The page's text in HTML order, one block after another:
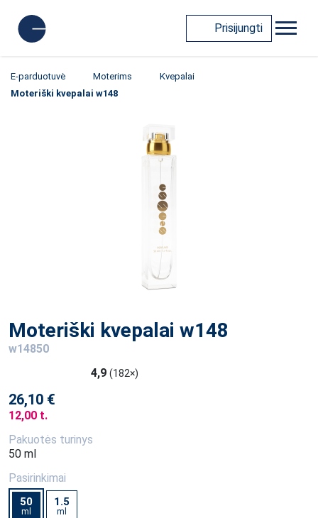
Prisijungti
E-parduotuvė Moterims
Kvepalai
Moteriški kvepalai w148
Moteriški kvepalai w148
w14850
4,9 (182×)
26,10 €
12,00 t.
Pakuotės turinys
50 ml
Pasirinkimai
50
ml
1.5
ml